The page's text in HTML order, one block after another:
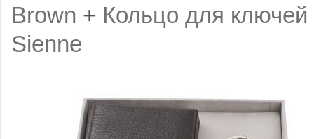
Brown + Кольцо для ключей
Sienne